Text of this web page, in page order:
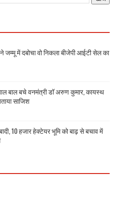
में दबोचा वो निकला बीजेपी आईटी सेल का
बाल बचे वनमंत्री डॉ अरुण कुमार, कायस्थ
साजिश
10 हजार हेक्टेयर भूमि को बाढ़ से बचाव में